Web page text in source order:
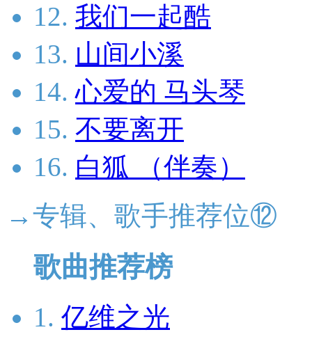
12. 我们一起酷
13. 山间小溪
14. 心爱的 马头琴
15. 不要离开
16. 白狐 （伴奏）
→专辑、歌手推荐位⑫
歌曲推荐榜
1. 亿维之光